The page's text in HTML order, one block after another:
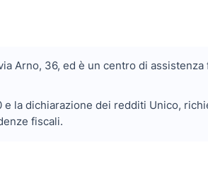
Arno, 36, ed è un centro di
la dichiarazione dei redditi Unico,
fiscali.